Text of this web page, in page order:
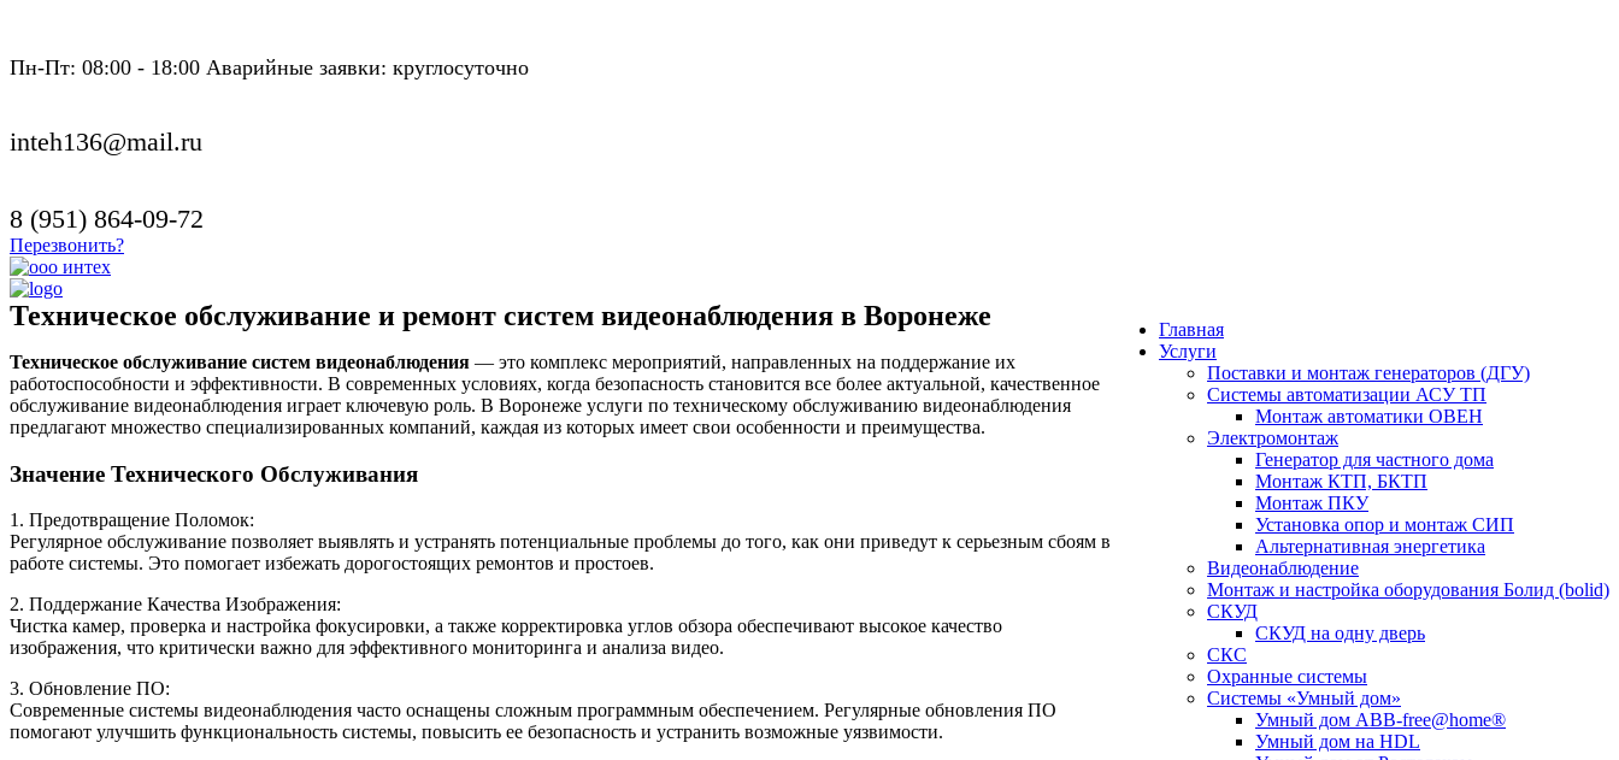
Пн-Пт: 08:00 - 18:00 Аварийные заявки: круглосуточно
inteh136@mail.ru
8 (951) 864-09-72
Перезвонить?
Главная
Услуги
Поставки и монтаж генераторов (ДГУ)
Системы автоматизации АСУ ТП
Монтаж автоматики ОВЕН
Электромонтаж
Генератор для частного дома
Монтаж КТП, БКТП
Монтаж ПКУ
Установка опор и монтаж СИП
Альтернативная энергетика
Видеонаблюдение
Монтаж и настройка оборудования Болид (bolid)
СКУД
СКУД на одну дверь
СКС
Охранные системы
Системы «Умный дом»
Умный дом ABB-free@home®
Умный дом на HDL
Техническое обслуживание и ремонт систем видеонаблюдения в Воронеже
Техническое обслуживание систем видеонаблюдения — это комплекс мероприятий, направленных на поддержание их
работоспособности и эффективности. В современных условиях, когда безопасность становится все более актуальной, качественное
обслуживание видеонаблюдения играет ключевую роль. В Воронеже услуги по техническому обслуживанию видеонаблюдения
предлагают множество специализированных компаний, каждая из которых имеет свои особенности и преимущества.
Значение Технического Обслуживания
1. Предотвращение Поломок:
Регулярное обслуживание позволяет выявлять и устранять потенциальные проблемы до того, как они приведут к серьезным сбоям в
работе системы. Это помогает избежать дорогостоящих ремонтов и простоев.
2. Поддержание Качества Изображения:
Чистка камер, проверка и настройка фокусировки, а также корректировка углов обзора обеспечивают высокое качество
изображения, что критически важно для эффективного мониторинга и анализа видео.
3. Обновление ПО:
Современные системы видеонаблюдения часто оснащены сложным программным обеспечением. Регулярные обновления ПО
помогают улучшить функциональность системы, повысить ее безопасность и устранить возможные уязвимости.